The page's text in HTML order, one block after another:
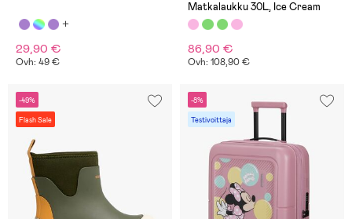
29,90 €
Ovh: 49 €
Matkalaukku 30L, Ice Cream
86,90 €
Ovh: 108,90 €
-49%
Flash Sale
-8%
Testivoittaja